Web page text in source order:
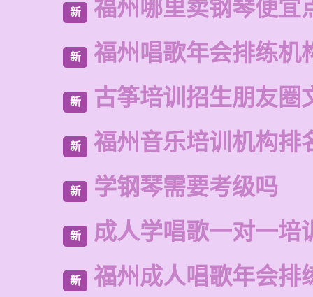
新 福州哪里卖钢琴便宜
新 福州唱歌年会排练机
新 古筝培训招生朋友圈
新 福州音乐培训机构排
新 学钢琴需要考级吗
新 成人学唱歌一对一培
新 福州成人唱歌年会排